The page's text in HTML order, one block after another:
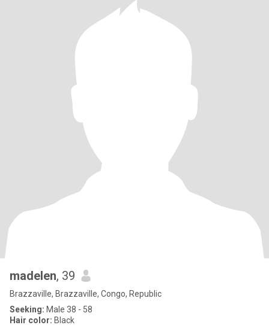
madelen, 39
Brazzaville, Brazzaville, Congo, Republic
Seeking: Male 38 - 58
Hair color: Black